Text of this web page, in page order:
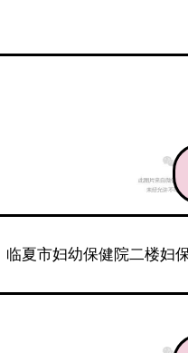
临夏市妇幼保健院二楼妇